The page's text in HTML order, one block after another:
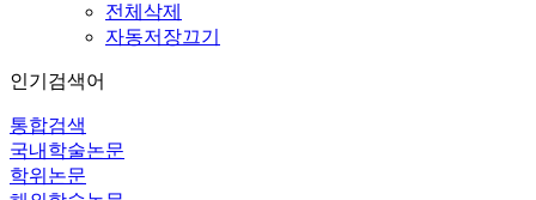
전체삭제
자동저장끄기
인기검색어
통합검색
국내학술논문
학위논문